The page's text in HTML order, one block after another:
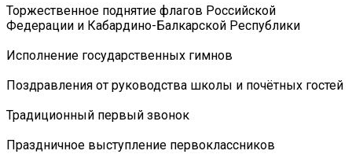
Торжественное поднятие флагов Российской
Федерации и Кабардино-Балкарской Республики
Исполнение государственных гимнов
Поздравления от руководства школы и почётных гостей
Традиционный первый звонок
Праздничное выступление первоклассников